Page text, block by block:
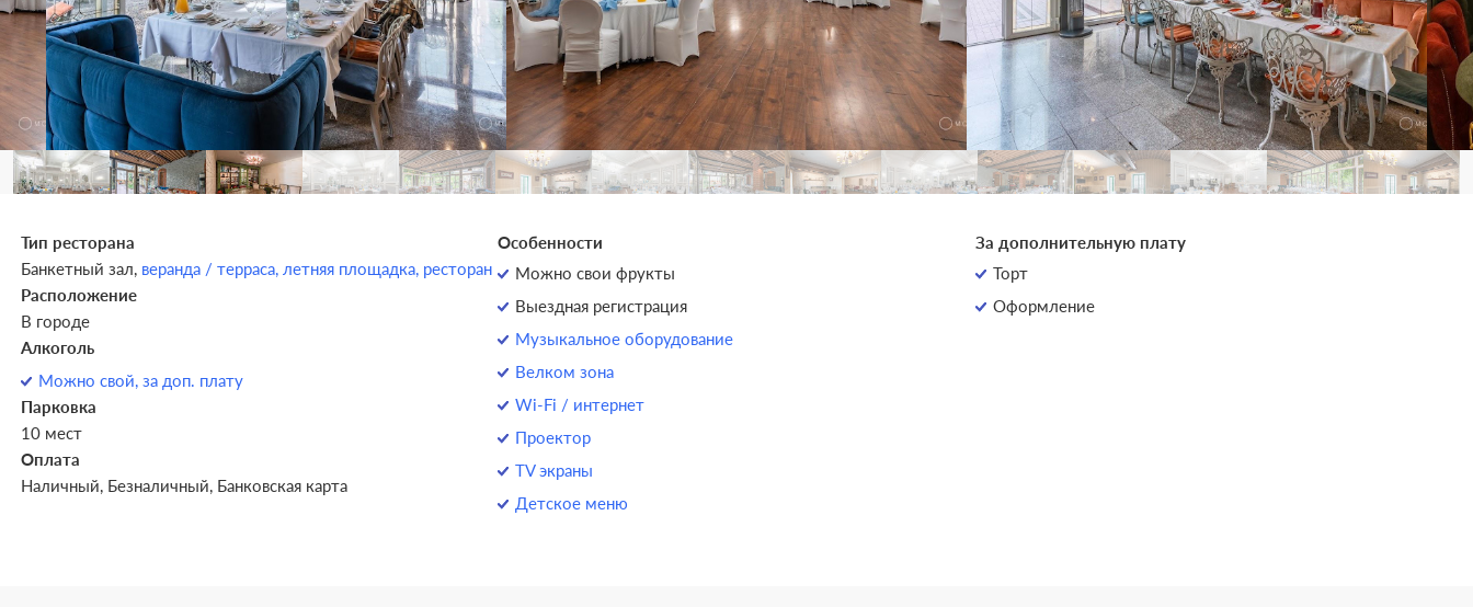
Тип ресторана
Банкетный зал, веранда / терраса, летняя площадка, ресторан
Расположение
В городе
Алкоголь
Можно свой, за доп. плату
Парковка
10 мест
Оплата
Наличный, Безналичный, Банковская карта
Особенности
Можно свои фрукты
Выездная регистрация
Музыкальное оборудование
Велком зона
Wi-Fi / интернет
Проектор
TV экраны
Детское меню
За дополнительную плату
Торт
Оформление